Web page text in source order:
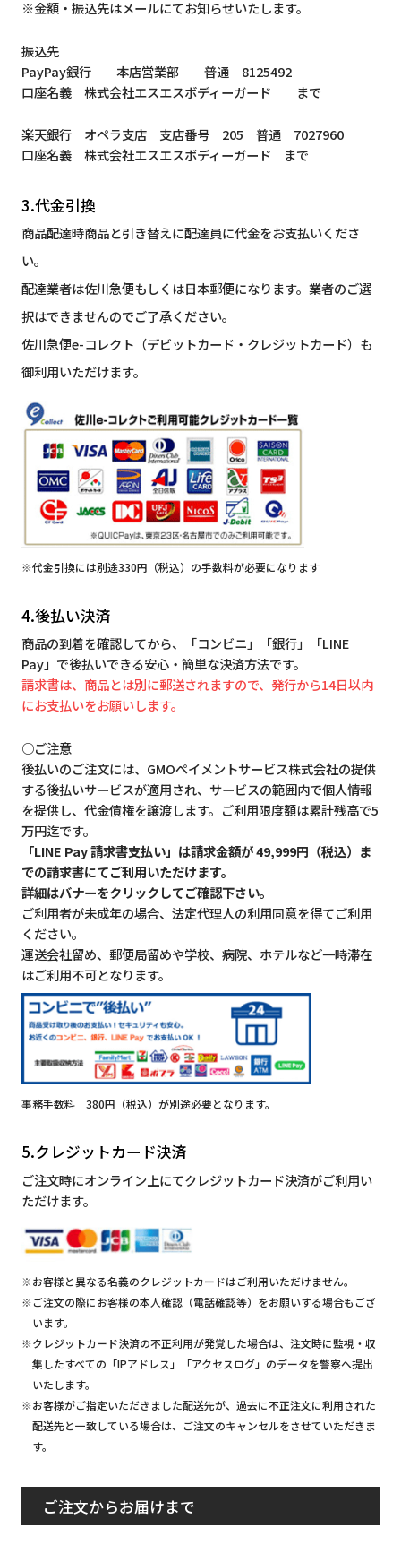
※金額・振込先はメールにてお知らせいたします。
振込先
PayPay銀行 本店営業部 普通 8125492
口座名義 株式会社エスエスボディーガード まで
楽天銀行 オペラ支店 支店番号 205 普通 7027960
口座名義 株式会社エスエスボディーガード まで
3.代金引換
商品配達時商品と引き替えに配達員に代金をお支払いくださ
い。
配達業者は佐川急便もしくは日本郵便になります。業者のご選
択はできませんのでご了承ください。
佐川急便e-コレクト（デビットカード・クレジットカード）も
御利用いただけます。
※代金引換には別途330円（税込）の手数料が必要になります
4.後払い決済
商品の到着を確認してから、「コンビニ」「銀行」「LINE
Pay」で後払いできる安心・簡単な決済方法です。
請求書は、商品とは別に郵送されますので、発行から14日以内
にお支払いをお願いします。
○ご注意
後払いのご注文には、GMOペイメントサービス株式会社の提供
する後払いサービスが適用され、サービスの範囲内で個人情報
を提供し、代金債権を譲渡します。ご利用限度額は累計残高で5
万円迄です。
「LINE Pay 請求書支払い」は請求金額が 49,999円（税込）ま
での請求書にてご利用いただけます。
詳細はバナーをクリックしてご確認下さい。
ご利用者が未成年の場合、法定代理人の利用同意を得てご利用
ください。
運送会社留め、郵便局留めや学校、病院、ホテルなど一時滞在
はご利用不可となります。
事務手数料 380円（税込）が別途必要となります。
5.クレジットカード決済
ご注文時にオンライン上にてクレジットカード決済がご利用い
ただけます。
※お客様と異なる名義のクレジットカードはご利用いただけません。
※ご注文の際にお客様の本人確認（電話確認等）をお願いする場合もござ
います。
※クレジットカード決済の不正利用が発覚した場合は、注文時に監視・収
集したすべての「IPアドレス」「アクセスログ」のデータを警察へ提出
いたします。
※お客様がご指定いただきました配送先が、過去に不正注文に利用された
配送先と一致している場合は、ご注文のキャンセルをさせていただきま
す。
ご注文からお届けまで